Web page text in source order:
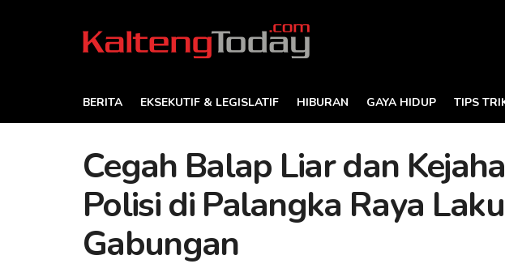
BERITA EKSEKUTIF & LEGISLATIF HIBURAN GAYA HIDUP TIPS
Cegah Balap Liar dan
Polisi di Palangka Raya
Gabungan